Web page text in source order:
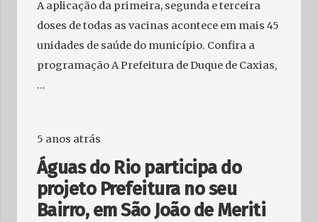
A aplicação da primeira, segunda e terceira
doses de todas as vacinas acontece em mais 45
unidades de saúde do município. Confira a
programação A Prefeitura de Duque de Caxias,
…
5 anos atrás
Águas do Rio participa do
projeto Prefeitura no seu
Bairro, em São João de Meriti